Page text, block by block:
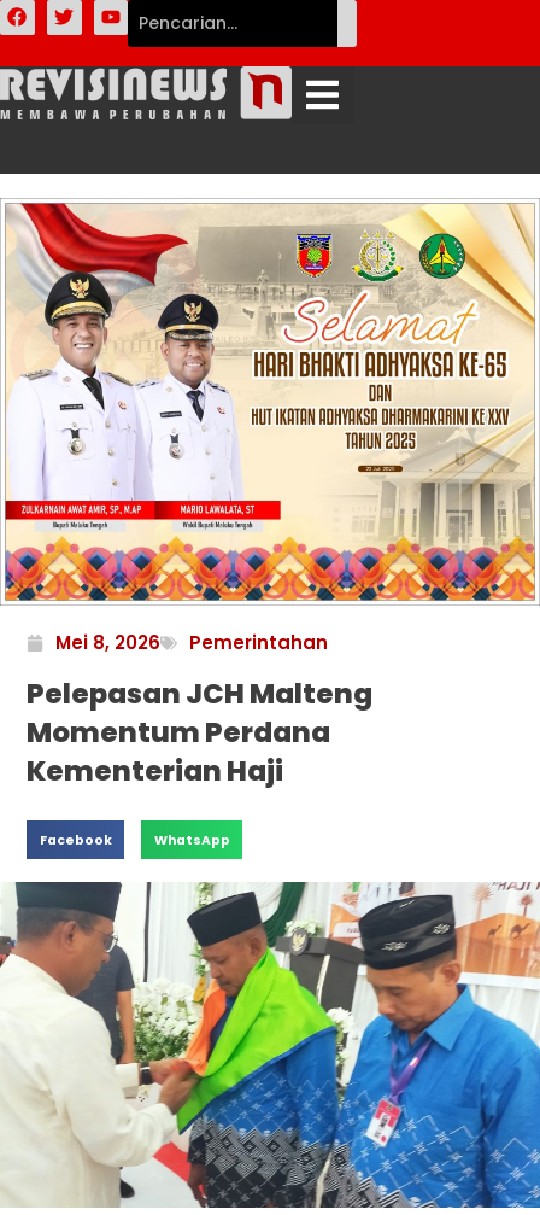
Mei 8, 2026 Pemerintahan
Pelepasan JCH Malteng
Momentum Perdana
Kementerian Haji
Facebook WhatsApp